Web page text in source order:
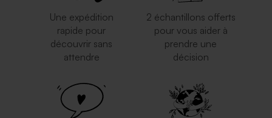
Enveloppe mariage rouille
grand format
Une expédition
rapide pour
découvrir sans
attendre
2 échantillons offerts
pour vous aider à
prendre une
décision